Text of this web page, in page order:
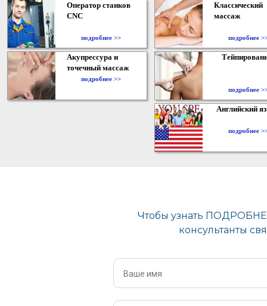
Оператор станков
CNC
подробнее >>
Классический
массаж
подробнее
Акупрессура и
точечный массаж
подробнее >>
подробнее
Английский
подробнее